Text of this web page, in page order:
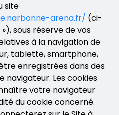
site
arena.fr/ (ci-
sous réserve de vos
à la navigation de
tablette, smartphone,
enregistrées dans des
navigateur. Les cookies
votre navigateur
du cookie concerné.